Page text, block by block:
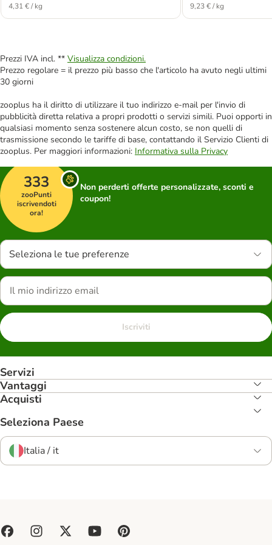
4,31 € / kg 9,23 € / kg
Prezzi IVA incl. ** Visualizza condizioni.
Prezzo regolare = il prezzo più basso che l'articolo ha avuto negli ultimi
30 giorni
zooplus ha il diritto di utilizzare il tuo indirizzo e-mail per l'invio di
pubblicità diretta relativa a propri prodotti o servizi simili. Puoi opporti in
qualsiasi momento senza sostenere alcun costo, se non quelli di
trasmissione secondo le tariffe di base, contattando il Servizio Clienti di
zooplus. Per maggiori informazioni: Informativa sulla Privacy
333
zooPunti
iscrivendoti
ora!
Non perderti offerte personalizzate, sconti e
coupon!
Seleziona le tue preferenze
Iscriviti
Servizi
Vantaggi
Acquisti
Seleziona Paese
Italia / it